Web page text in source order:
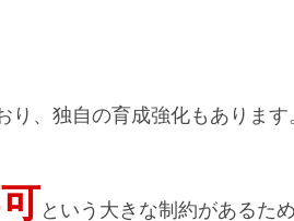
、独自の育成強化もあります
という大きな制約があるため